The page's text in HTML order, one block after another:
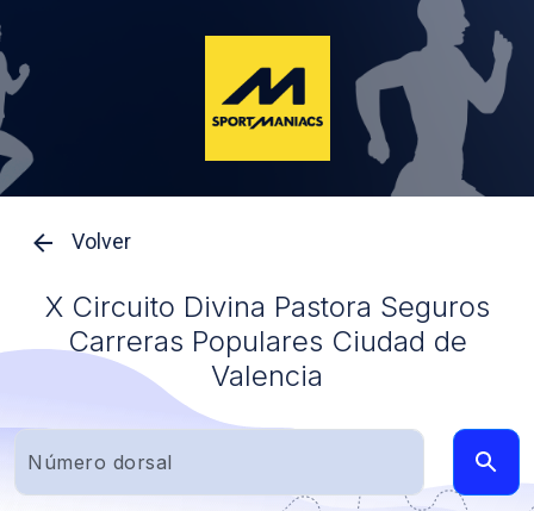
Volver
X Circuito Divina Pastora Seguros
Carreras Populares Ciudad de
Valencia